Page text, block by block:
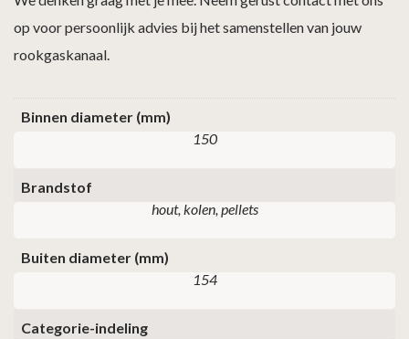
op voor persoonlijk advies bij het samenstellen van jouw
rookgaskanaal.
Binnen diameter (mm)
150
Brandstof
hout, kolen, pellets
Buiten diameter (mm)
154
Categorie-indeling